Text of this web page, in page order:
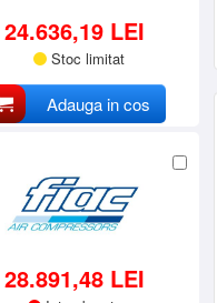
24.636,19 LEI
Stoc limitat
Adauga in cos
28.891,48 LEI